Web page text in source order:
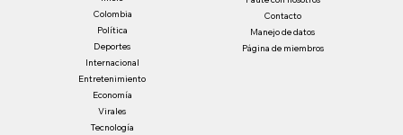
Colombia
Política
Deportes
Internacional
Entretenimiento
Economía
Virales
Tecnología
Contacto
Manejo de datos
Página de miembros